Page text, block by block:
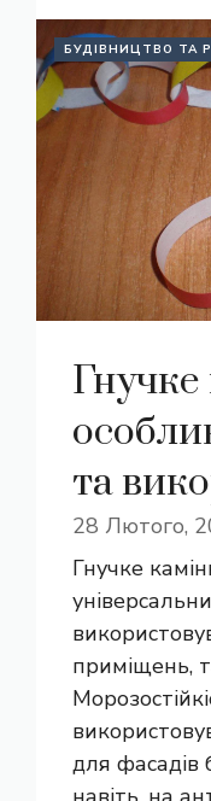
БУДІВНИЦТВО ТА
Гнучке
та
28 Лютого,
Гнучке
приміщень,
для фасадів